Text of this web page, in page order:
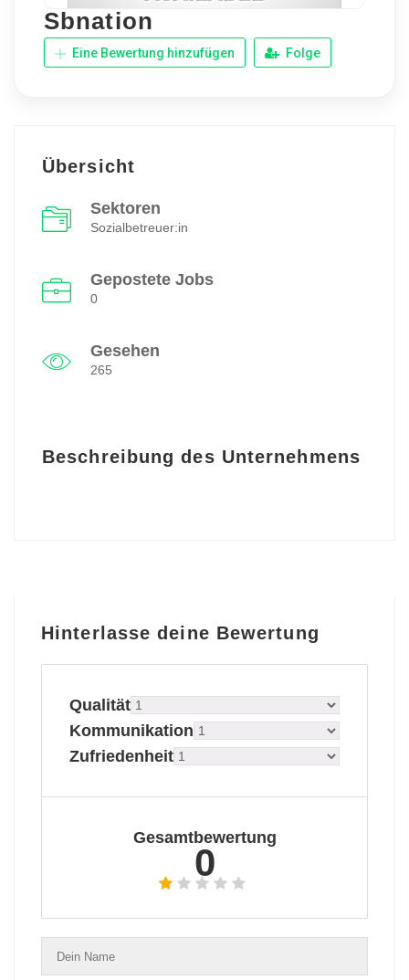
Sbnation
Eine Bewertung hinzufügen Folge
Übersicht
Sektoren
Sozialbetreuer:in
Gepostete Jobs
0
Gesehen
265
Beschreibung des Unternehmens
Hinterlasse deine Bewertung
Qualität
Kommunikation
Zufriedenheit
Gesamtbewertung
0